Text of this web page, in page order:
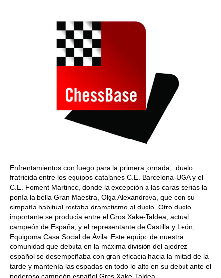
Enfrentamientos con fuego para la primera jornada, duelo
fratricida entre los equipos catalanes C.E. Barcelona-UGA y el
C.E. Foment Martinec, donde la excepción a las caras serias la
ponía la bella Gran Maestra, Olga Alexandrova, que con su
simpatía habitual restaba dramatismo al duelo. Otro duelo
importante se producía entre el Gros Xake-Taldea, actual
campeón de España, y el representante de Castilla y León,
Equigoma Casa Social de Ávila. Este equipo de nuestra
comunidad que debuta en la máxima división del ajedrez
español se desempeñaba con gran eficacia hacia la mitad de la
tarde y mantenía las espadas en todo lo alto en su debut ante el
poderoso campeón español Gros Xake-Taldea.